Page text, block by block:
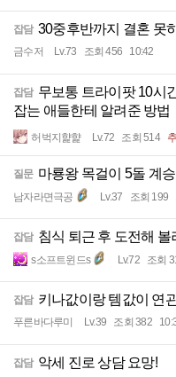
잡담 30중후반까지 결혼 못
금수저 Lv.73 조회 456 10:42
잡담 무보통 트라이팟 10시
잡는 애들한테 알려준 방법
허벅지햝햝 Lv.72 조회 514
질문 마룡왕 목걸이 5돌 계
남자라면극공 Lv.37 조회 199
잡담 침식 퇴근 후 도전해 볼
s소프트윈드s Lv.72 조회
잡담 키나값이랑 템값이 연
푸른바다루미 Lv.39 조회 382
잡담 악세 진로 상담 요망!